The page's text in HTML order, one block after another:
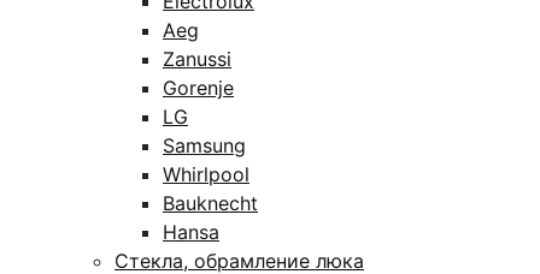
Aeg
Zanussi
Gorenje
LG
Samsung
Whirlpool
Bauknecht
Hansa
Стекла, обрамление люка